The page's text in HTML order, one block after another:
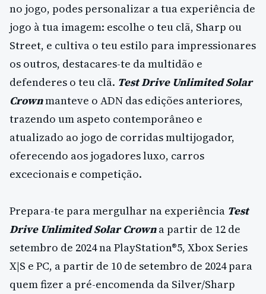
no jogo, podes personalizar a tua experiência de
jogo à tua imagem: escolhe o teu clã, Sharp ou
Street, e cultiva o teu estilo para impressionares
os outros, destacares-te da multidão e
defenderes o teu clã. Test Drive Unlimited Solar
Crownmanteve o ADN das edições anteriores,
trazendo um aspeto contemporâneo e
atualizado ao jogo de corridas multijogador,
oferecendo aos jogadores luxo, carros
excecionais e competição.
Prepara-te para mergulhar na experiência Test
Drive Unlimited Solar Crowna partir de 12 de
setembro de 2024 na PlayStation®5, Xbox Series
X|S e PC, a partir de 10 de setembro de 2024 para
quem fizer a pré-encomenda da Silver/Sharp